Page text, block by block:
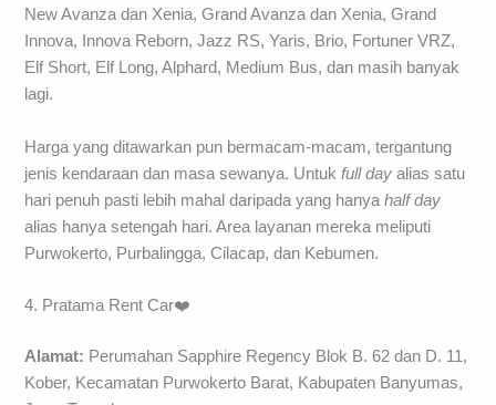
New Avanza dan Xenia, Grand Avanza dan Xenia, Grand
Innova, Innova Reborn, Jazz RS, Yaris, Brio, Fortuner VRZ,
Elf Short, Elf Long, Alphard, Medium Bus, dan masih banyak
lagi.
Harga yang ditawarkan pun bermacam-macam, tergantung
jenis kendaraan dan masa sewanya. Untukfull day alias satu
hari penuh pasti lebih mahal daripada yang hanyahalf day
alias hanya setengah hari. Area layanan mereka meliputi
Purwokerto, Purbalingga, Cilacap, dan Kebumen.
4. Pratama Rent Car❤️
Alamat: Perumahan Sapphire Regency Blok B. 62 dan D. 11,
Kober, Kecamatan Purwokerto Barat, Kabupaten Banyumas,